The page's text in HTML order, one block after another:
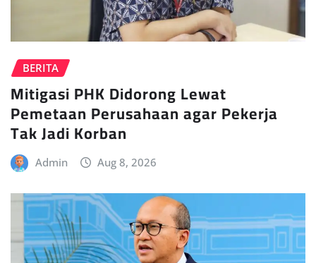
BERITA
Mitigasi PHK Didorong Lewat
Pemetaan Perusahaan agar Pekerja
Tak Jadi Korban
Admin Aug 8, 2026